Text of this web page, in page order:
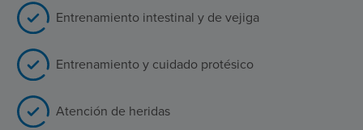
Entrenamiento intestinal y de vejiga
Entrenamiento y cuidado protésico
Atención de heridas